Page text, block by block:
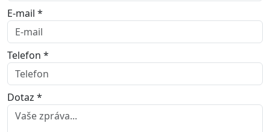
E-mail *
Telefon *
Dotaz *